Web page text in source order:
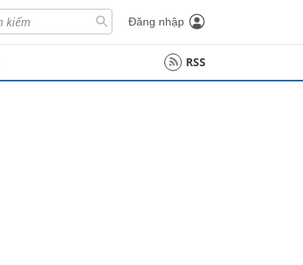
Đăng nhập
RSS